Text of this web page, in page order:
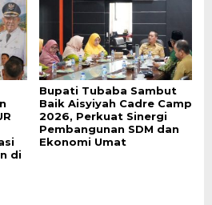
di
Bupati Tubaba Sambut
Baik Aisyiyah Cadre Camp
2026, Perkuat Sinergi
Pembangunan SDM dan
Ekonomi Umat